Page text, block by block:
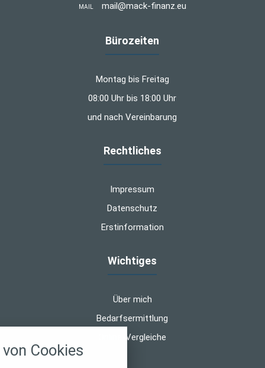
MAIL mail@mack-finanz.eu
Bürozeiten
Montag bis Freitag
08:00 Uhr bis 18:00 Uhr
und nach Vereinbarung
Rechtliches
Impressum
Datenschutz
Erstinformation
Wichtiges
Über mich
Bedarfsermittlung
Online-Vergleiche
Cookies
alle verwendeten Cookies und